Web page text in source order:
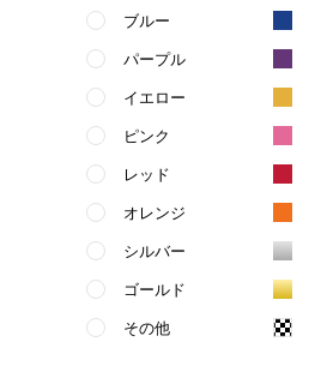
ブルー
パープル
イエロー
ピンク
レッド
オレンジ
シルバー
ゴールド
その他